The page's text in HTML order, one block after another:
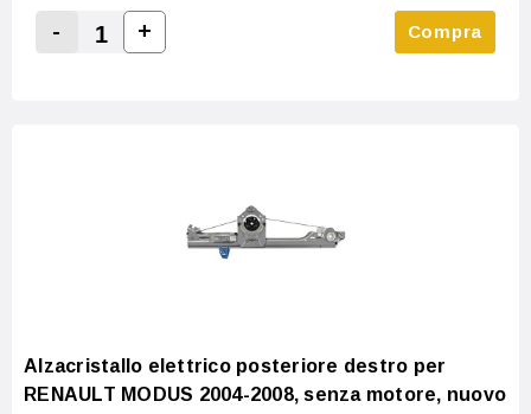
Decrease Quantity:
-
Increase Quantity:
+ Compra
Alzacristallo elettrico posteriore destro per
RENAULT MODUS 2004-2008, senza motore, nuovo